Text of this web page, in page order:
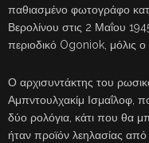
παθιασμένο φωτογράφο
Βερολίνου στις 2 Μαΐου
περιοδικό Ogoniok, μόλις
Ο αρχισυντάκτης του
Αμπντουλχακίμ Ισμαΐλοφ,
δύο ρολόγια, κάτι που θα
ήταν προϊόν λεηλασίας